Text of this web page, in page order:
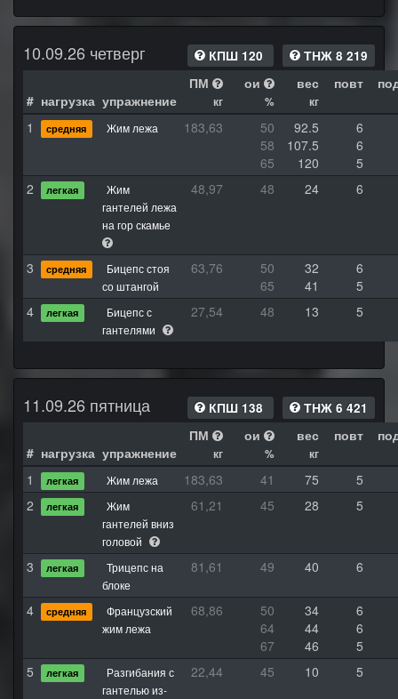
10.09.26 четверг КПШ 120 ТНЖ 8 219
# нагрузка упражнение
ПМ
кг
ои
%
вес
кг
повт
1 средняя Жим лежа 183,63 50 92.5
6
58
107.5
6
65
120
5
2
легкая
Жим
гантелей лежа
на гор скамье
48,97 48 24 6
3 средняя
Бицепс стоя
со штангой
63,76 50 32
6
65
41
5
4
легкая
Бицепс с
гантелями
27,54 48 13 5
11.09.26 пятница КПШ 138 ТНЖ 6 421
# нагрузка упражнение
ПМ
кг
ои
%
вес
кг
повт
1 легкая Жим лежа 183,63 41 75
5
2
легкая
Жим
гантелей вниз
головой
61,21 45 28 5
3 легкая
Трицепс на
блоке
81,61 49 40 6
4 средняя
Французский
жим лежа
68,86 50 34
6
64
44
6
67
46
5
5
легкая
Разгибания с
гантелью из-
22,44 45 10 5